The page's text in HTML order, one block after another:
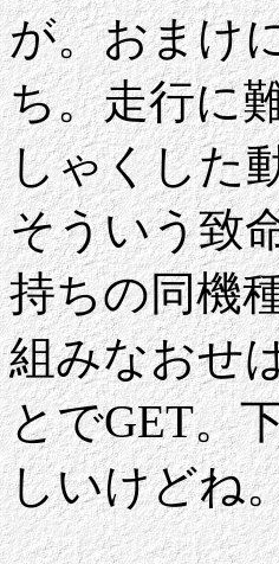
が。おまけ
ち。走行に
しゃくした
そういう致
持ちの同機
組みなおせ
とでGET。
しいけどね